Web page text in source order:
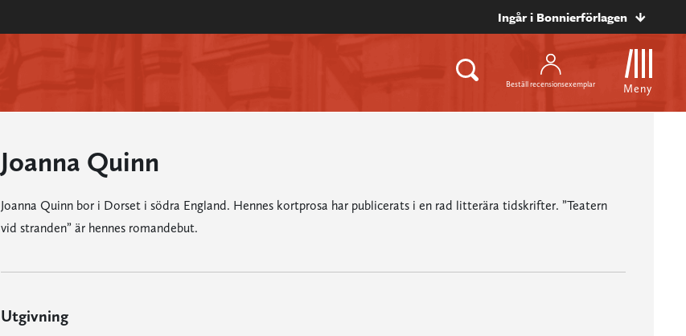
Ingår i Bonnierförlagen
Beställ recensionsexemplar Meny
Joanna Quinn
Joanna Quinn bor i Dorset i södra England. Hennes kortprosa har publicerats i en rad litterära tidskrifter. ”Teatern
vid stranden” är hennes romandebut.
Utgivning